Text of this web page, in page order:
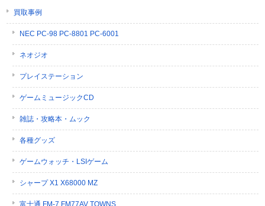
買取事例
NEC PC-98 PC-8801 PC-6001
ネオジオ
プレイステーション
ゲームミュージックCD
雑誌・攻略本・ムック
各種グッズ
ゲームウォッチ・LSIゲーム
シャープ X1 X68000 MZ
富士通 FM-7 FM77AV TOWNS